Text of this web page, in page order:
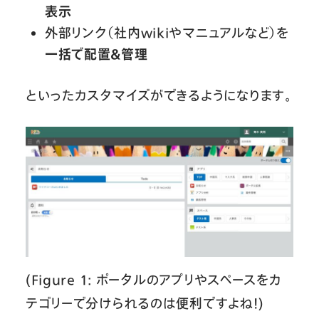
表示
外部リンク（社内wikiやマニュアルなど）を
一括で配置＆管理
といったカスタマイズができるようになります。
(Figure 1: ポータルのアプリやスペースをカ
テゴリーで分けられるのは便利ですよね！)